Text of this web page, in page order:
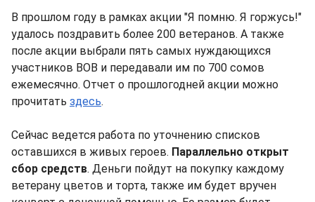
В прошлом году в рамках акции "Я помню. Я горжусь!"
удалось поздравить более 200 ветеранов. А также
после акции выбрали пять самых нуждающихся
участников ВОВ и передавали им по 700 сомов
ежемесячно. Отчет о прошлогодней акции можно
прочитать здесь.
Сейчас ведется работа по уточнению списков
оставшихся в живых героев. Параллельно открыт
сбор средств. Деньги пойдут на покупку каждому
ветерану цветов и торта, также им будет вручен